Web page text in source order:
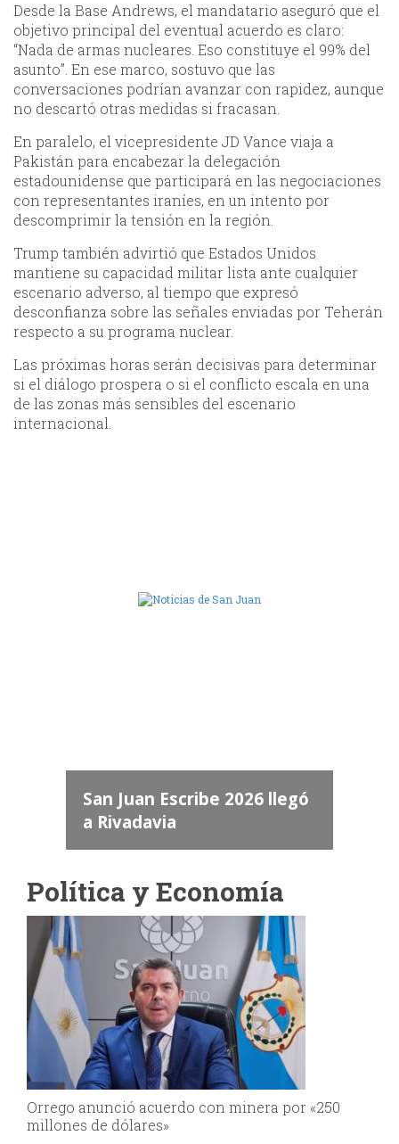
Desde la Base Andrews, el mandatario aseguró que el
objetivo principal del eventual acuerdo es claro:
“Nada de armas nucleares. Eso constituye el 99% del
asunto”. En ese marco, sostuvo que las
conversaciones podrían avanzar con rapidez, aunque
no descartó otras medidas si fracasan.
En paralelo, el vicepresidente JD Vance viaja a
Pakistán para encabezar la delegación
estadounidense que participará en las negociaciones
con representantes iraníes, en un intento por
descomprimir la tensión en la región.
Trump también advirtió que Estados Unidos
mantiene su capacidad militar lista ante cualquier
escenario adverso, al tiempo que expresó
desconfianza sobre las señales enviadas por Teherán
respecto a su programa nuclear.
Las próximas horas serán decisivas para determinar
si el diálogo prospera o si el conflicto escala en una
de las zonas más sensibles del escenario
internacional.
San Juan Escribe 2026 llegó
a Rivadavia
Política y Economía
Orrego anunció acuerdo con minera por «250
millones de dólares»